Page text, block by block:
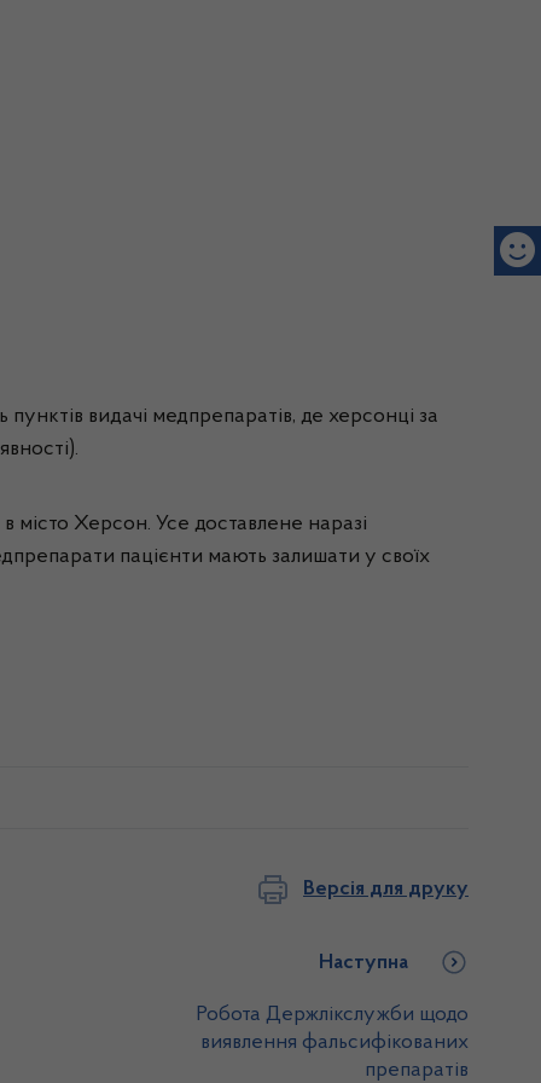
видачі медпрепаратів, де херсонці за
місто Херсон. Усе доставлене наразі
пацієнти мають залишати у своїх
Версія для друку
Наступна
Робота Держлікслужби щодо
виявлення фальсифікованих
препаратів